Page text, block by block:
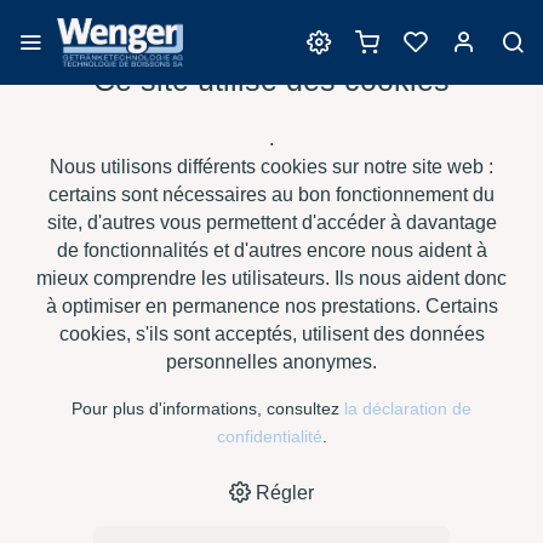
HOME › E-SHOP › VIN › CLARIFICATION › KLAR-SOL SUPER,
FLACON À 1 KG
Ce site utilise des cookies
.
Nous utilisons différents cookies sur notre site web :
certains sont nécessaires au bon fonctionnement du
site, d'autres vous permettent d'accéder à davantage
de fonctionnalités et d'autres encore nous aident à
mieux comprendre les utilisateurs. Ils nous aident donc
à optimiser en permanence nos prestations. Certains
cookies, s'ils sont acceptés, utilisent des données
personnelles anonymes.
Pour plus d'informations, consultez la déclaration de
confidentialité
Régler